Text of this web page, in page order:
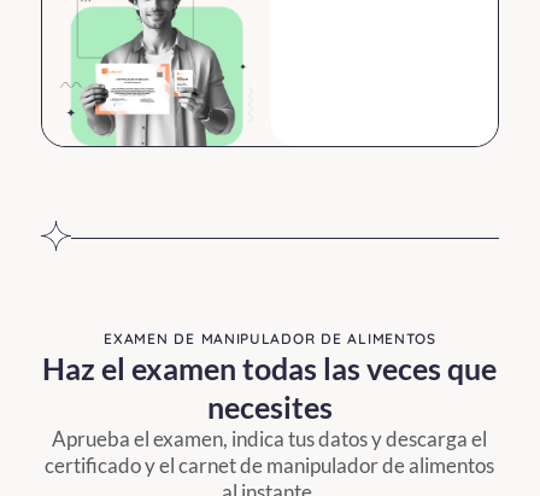
En este primer
los diferentes
contaminación de
los alimentos
EXAMEN DE MANIPULADOR DE ALIMENTOS
Haz el examen todas las veces que
necesites
Aprueba el examen, indica tus datos y descarga el
certificado y el carnet de manipulador de alimentos